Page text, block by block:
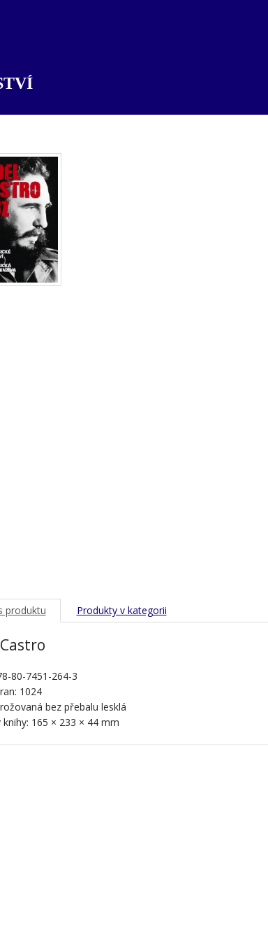
produktu Produkty v kategorii
80-7451-264-3
1024
bez přebalu lesklá
165 × 233 × 44 mm